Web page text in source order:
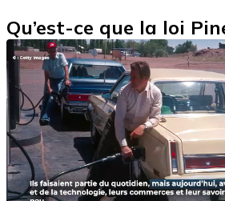
Qu’est-ce que la loi